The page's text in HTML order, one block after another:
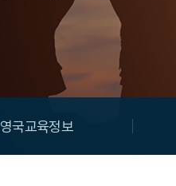
영국교육정보